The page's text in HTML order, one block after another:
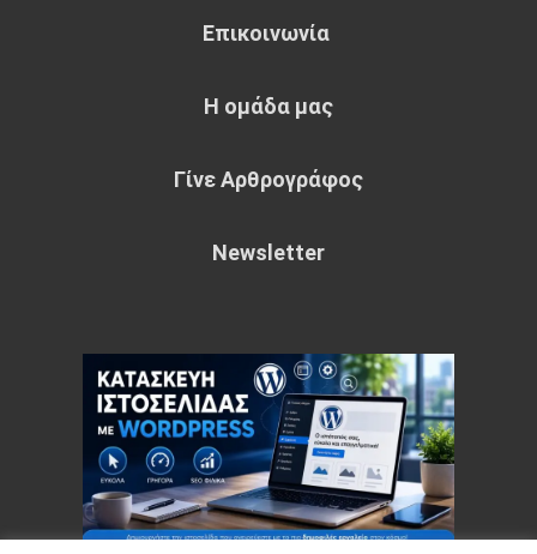
Επικοινωνία
Η ομάδα μας
Γίνε Αρθρογράφος
Newsletter